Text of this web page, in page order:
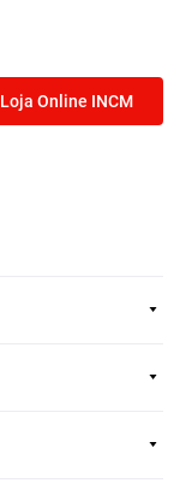
Loja Online INCM